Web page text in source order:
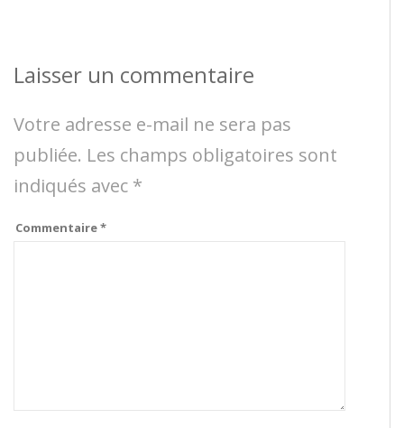
Laisser un commentaire
Votre adresse e-mail ne sera pas
publiée. Les champs obligatoires sont
indiqués avec *
Commentaire*